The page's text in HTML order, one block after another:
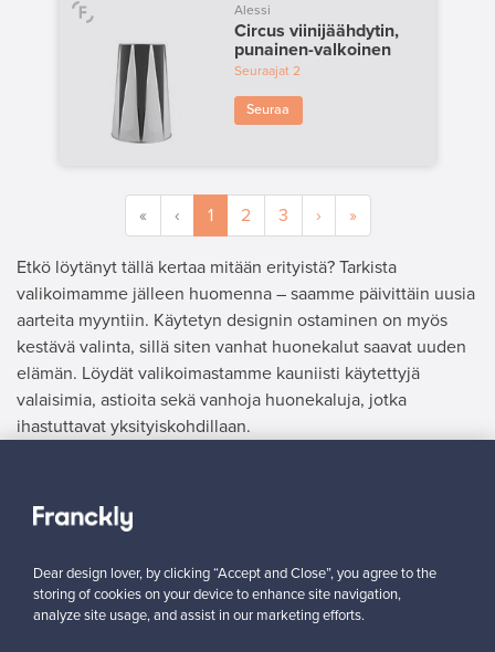
Alessi
Circus viinijäähdytin,
punainen-valkoinen
Seuraajat 2
Seuraa
« ‹ 1 2 3 › »
Etkö löytänyt tällä kertaa mitään erityistä? Tarkista
valikoimamme jälleen huomenna – saamme päivittäin uusia
aarteita myyntiin. Käytetyn designin ostaminen on myös
kestävä valinta, sillä siten vanhat huonekalut saavat uuden
elämän. Löydät valikoimastamme kauniisti käytettyjä
valaisimia, astioita sekä vanhoja huonekaluja, jotka
ihastuttavat yksityiskohdillaan.
Reetta, Suomi
✓ Vahvistettu myyjä
Dear design lover, by clicking “Accept and Close”, you agree to the
storing of cookies on your device to enhance site navigation,
analyze site usage, and assist in our marketing efforts.